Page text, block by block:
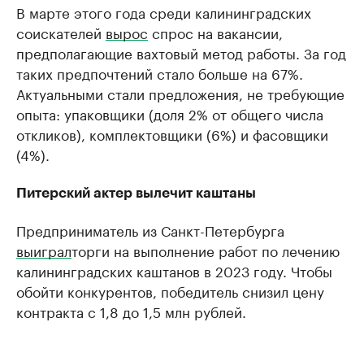
В марте этого года среди калининградских
соискателей вырос спрос на вакансии,
предполагающие вахтовый метод работы. За год
таких предпочтений стало больше на 67%.
Актуальными стали предложения, не требующие
опыта: упаковщики (доля 2% от общего числа
откликов), комплектовщики (6%) и фасовщики
(4%).
Питерский актер вылечит каштаны
Предприниматель из Санкт-Петербурга
выигралторги на выполнение работ по лечению
калининградских каштанов в 2023 году. Чтобы
обойти конкурентов, победитель снизил цену
контракта с 1,8 до 1,5 млн рублей.